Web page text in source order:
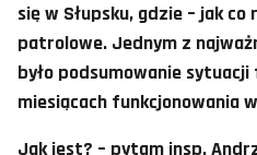
się w Słupsku, gdzie – jak
patrolowe. Jednym z
było podsumowanie
miesiącach funkcjonowania
Jak jest? – pytam insp.